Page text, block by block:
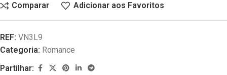
Comparar Adicionar aos Favoritos
REF: VN3L9
Categoria: Romance
Partilhar: